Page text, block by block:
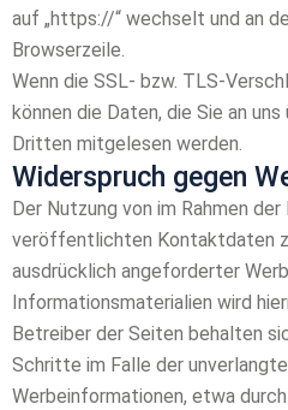
auf „https://“ wechselt und an
Browserzeile.
Wenn die SSL- bzw. TLS-
können die Daten, die Sie an
Dritten mitgelesen werden.
Widerspruch gegen
Der Nutzung von im Rahmen
veröffentlichten Kontaktdaten
ausdrücklich angeforderter
Informationsmaterialien wird
Betreiber der Seiten behalten
Schritte im Falle der
Werbeinformationen, etwa